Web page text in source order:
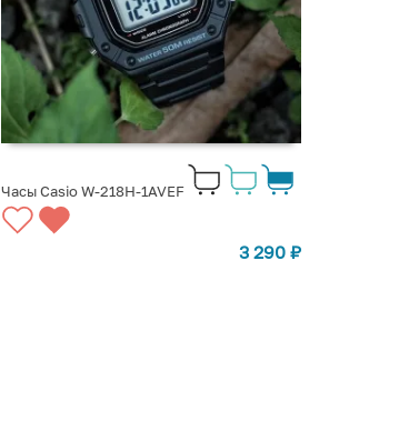
Часы Casio W-218H-1AVEF
3 290 ₽